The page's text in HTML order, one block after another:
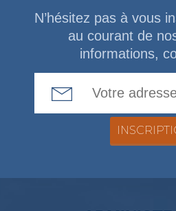
N’hésitez pas à vous
au courant de
informations,